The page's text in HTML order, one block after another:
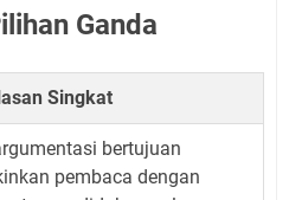
Ganda
Singkat
bertujuan
pembaca dengan